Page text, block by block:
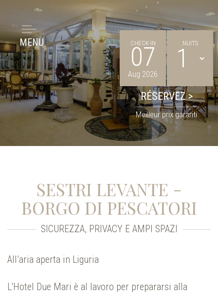
MENU CHECK-IN
07
Aug 2026
NUITS
Meilleur prix garanti
SESTRI LEVANTE -
BORGO DI PESCATORI
SICUREZZA, PRIVACY E AMPI SPAZI
All’aria aperta in Liguria
L'Hotel Due Mari è al lavoro per prepararsi alla